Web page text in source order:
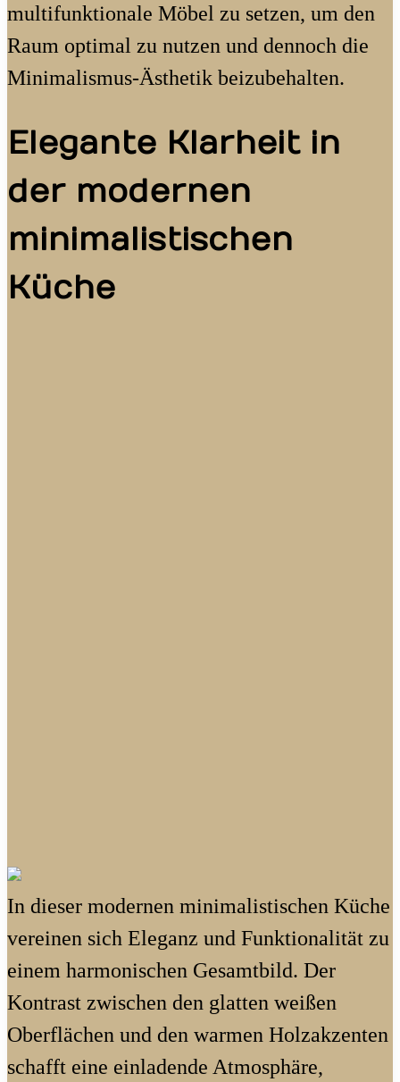
multifunktionale Möbel zu setzen, um den
Raum optimal zu nutzen und dennoch die
Minimalismus-Ästhetik beizubehalten.
Elegante Klarheit in
der modernen
minimalistischen
Küche
In dieser modernen minimalistischen Küche
vereinen sich Eleganz und Funktionalität zu
einem harmonischen Gesamtbild. Der
Kontrast zwischen den glatten weißen
Oberflächen und den warmen Holzakzenten
schafft eine einladende Atmosphäre,